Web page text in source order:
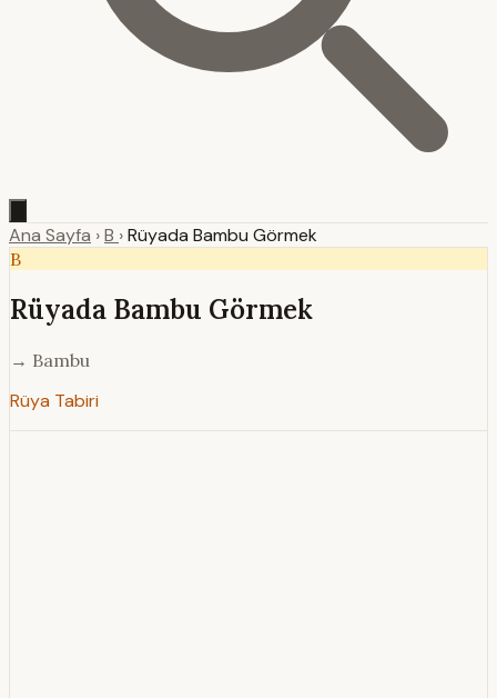
Ana Sayfa ›B ›Rüyada Bambu Görmek
B
Rüyada Bambu Görmek
→ Bambu
Rüya Tabiri